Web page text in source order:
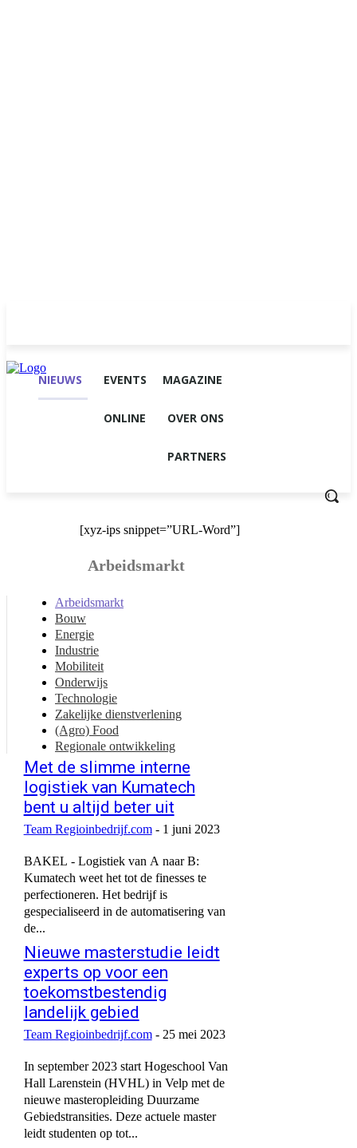
NIEUWS EVENTS MAGAZINE
ONLINE OVER ONS
PARTNERS
[xyz-ips snippet=”URL-Word”]
Arbeidsmarkt
Arbeidsmarkt
Bouw
Energie
Industrie
Mobiliteit
Onderwijs
Technologie
Zakelijke dienstverlening
(Agro) Food
Regionale ontwikkeling
Met de slimme interne
logistiek van Kumatech
bent u altijd beter uit
Team Regioinbedrijf.com - 1 juni 2023
BAKEL - Logistiek van A naar B:
Kumatech weet het tot de finesses te
perfectioneren. Het bedrijf is
gespecialiseerd in de automatisering van
de...
Nieuwe masterstudie leidt
experts op voor een
toekomstbestendig
landelijk gebied
Team Regioinbedrijf.com - 25 mei 2023
In september 2023 start Hogeschool Van
Hall Larenstein (HVHL) in Velp met de
nieuwe masteropleiding Duurzame
Gebiedstransities. Deze actuele master
leidt studenten op tot...